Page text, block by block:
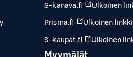
S-kanava.fi Ulkoinen
Prisma.fi Ulkoinen linkki
S-kaupat.fi Ulkoinen
Myymälät